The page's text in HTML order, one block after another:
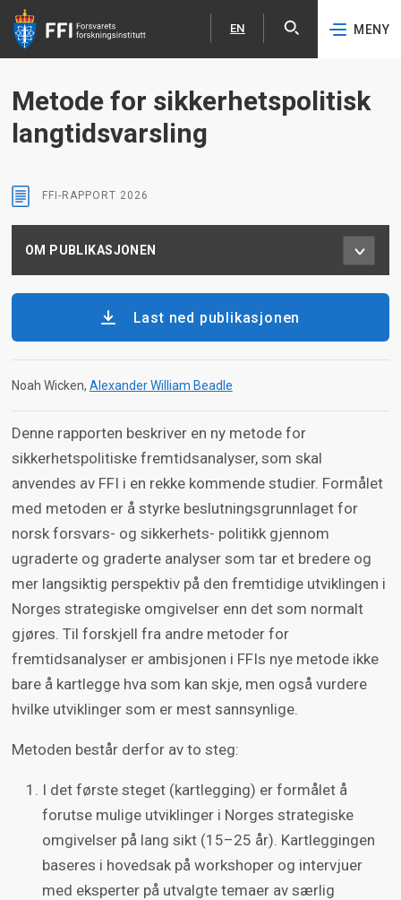
Hopp til hovedinnhold
EN
English MENY
Metode for sikkerhetspolitisk
langtidsvarsling
FFI-RAPPORT 2026
OM PUBLIKASJONEN
Last ned publikasjonen
Noah Wicken Alexander William Beadle
Denne rapporten beskriver en ny metode for
sikkerhetspolitiske fremtidsanalyser, som skal
anvendes av FFI i en rekke kommende studier. Formålet
med metoden er å styrke beslutningsgrunnlaget for
norsk forsvars- og sikkerhets- politikk gjennom
ugraderte og graderte analyser som tar et bredere og
mer langsiktig perspektiv på den fremtidige utviklingen i
Norges strategiske omgivelser enn det som normalt
gjøres. Til forskjell fra andre metoder for
fremtidsanalyser er ambisjonen i FFIs nye metode ikke
bare å kartlegge hva som kan skje, men også vurdere
hvilke utviklinger som er mest sannsynlige.
Metoden består derfor av to steg:
I det første steget (kartlegging) er formålet å
forutse mulige utviklinger i Norges strategiske
omgivelser på lang sikt (15–25 år). Kartleggingen
baseres i hovedsak på workshoper og intervjuer
med eksperter på utvalgte temaer av særlig